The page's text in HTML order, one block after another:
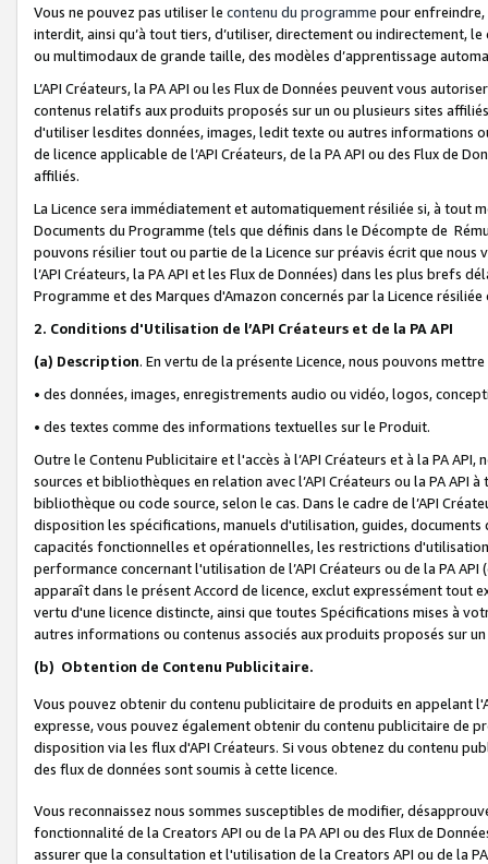
Vous ne pouvez pas utiliser le contenu du programme pour
interdit, ainsi qu’à tout tiers, d’utiliser, directement ou indirectement,
ou multimodaux de grande taille, des modèles d’apprentissage
L’API Créateurs, la PA API ou les Flux de Données peuvent vous
contenus relatifs aux produits proposés sur un ou plusieurs sites
d'utiliser lesdites données, images, ledit texte ou autres informations
de licence applicable de l’API Créateurs, de la PA API ou des Flux de
affiliés.
La Licence sera immédiatement et automatiquement résiliée si, à
Documents du Programme (tels que définis dans le Décompte de
pouvons résilier tout ou partie de la Licence sur préavis écrit que
l’API Créateurs, la PA API et les Flux de Données) dans les plus
Programme et des Marques d'Amazon concernés par la Licence
2. Conditions d'Utilisation de l’API Créateurs et de la PA API
(a) Description. En vertu de la présente Licence, nous pouvons
• des données, images, enregistrements audio ou vidéo, logos,
• des textes comme des informations textuelles sur le Produit.
Outre le Contenu Publicitaire et l'accès à l’API Créateurs et à la PA
sources et bibliothèques en relation avec l’API Créateurs ou la PA
bibliothèque ou code source, selon le cas. Dans le cadre de l’API
disposition les spécifications, manuels d'utilisation, guides,
capacités fonctionnelles et opérationnelles, les restrictions
performance concernant l'utilisation de l’API Créateurs ou de la PA
apparaît dans le présent Accord de licence, exclut expressément tout
vertu d'une licence distincte, ainsi que toutes Spécifications mises à
autres informations ou contenus associés aux produits proposés sur
(b) Obtention de Contenu Publicitaire.
Vous pouvez obtenir du contenu publicitaire de produits en appelant
expresse, vous pouvez également obtenir du contenu publicitaire de
disposition via les flux d'API Créateurs. Si vous obtenez du contenu
des flux de données sont soumis à cette licence.
Vous reconnaissez nous sommes susceptibles de modifier,
fonctionnalité de la Creators API ou de la PA API ou des Flux de
assurer que la consultation et l'utilisation de la Creators API ou de la